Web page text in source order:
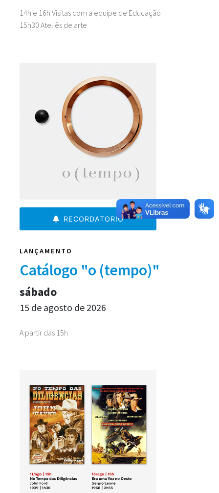
14h e 16h Visitas com a equipe de Educação
15h30 Ateliês de arte
RECORDATORIO
LANÇAMENTO
Catálogo "o (tempo)"
A partir das 15h
sábado
15 de agosto de 2026